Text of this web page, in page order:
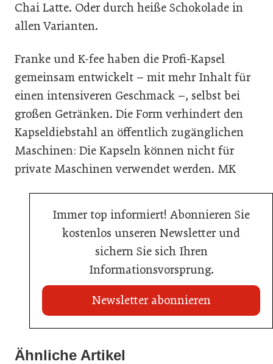
Chai Latte. Oder durch heiße Schokolade in
allen Varianten.
Franke und K-fee haben die Profi-Kapsel
gemeinsam entwickelt – mit mehr Inhalt für
einen intensiveren Geschmack –, selbst bei
großen Getränken. Die Form verhindert den
Kapseldiebstahl an öffentlich zugänglichen
Maschinen: Die Kapseln können nicht für
private Maschinen verwendet werden. MK
Immer top informiert! Abonnieren Sie
kostenlos unseren Newsletter und
sichern Sie sich Ihren
Informationsvorsprung.
Newsletter abonnieren
Ähnliche Artikel
20. Juli 2026
03. Juni 2026